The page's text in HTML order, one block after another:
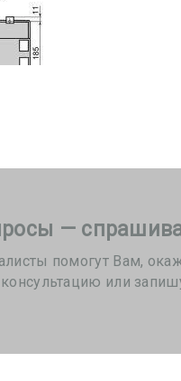
—
помогут Вам,
или